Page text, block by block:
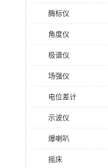
酶标仪
角度仪
极谱仪
场强仪
电位差计
示波仪
爆喇叭
摇床